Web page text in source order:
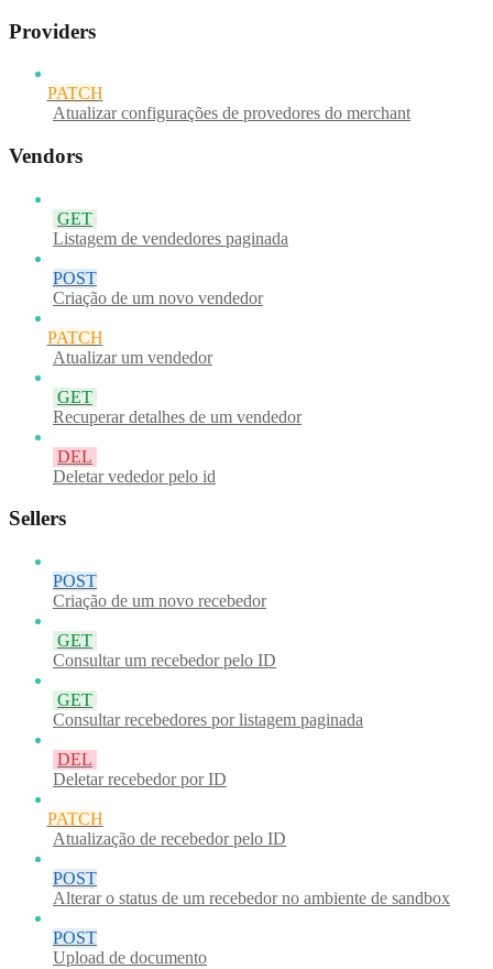
Providers
PATCH
Atualizar configurações de provedores do merchant
Vendors
GET
Listagem de vendedores paginada
POST
Criação de um novo vendedor
PATCH
Atualizar um vendedor
GET
Recuperar detalhes de um vendedor
DEL
Deletar vededor pelo id
Sellers
POST
Criação de um novo recebedor
GET
Consultar um recebedor pelo ID
GET
Consultar recebedores por listagem paginada
DEL
Deletar recebedor por ID
PATCH
Atualização de recebedor pelo ID
POST
Alterar o status de um recebedor no ambiente de sandbox
POST
Upload de documento